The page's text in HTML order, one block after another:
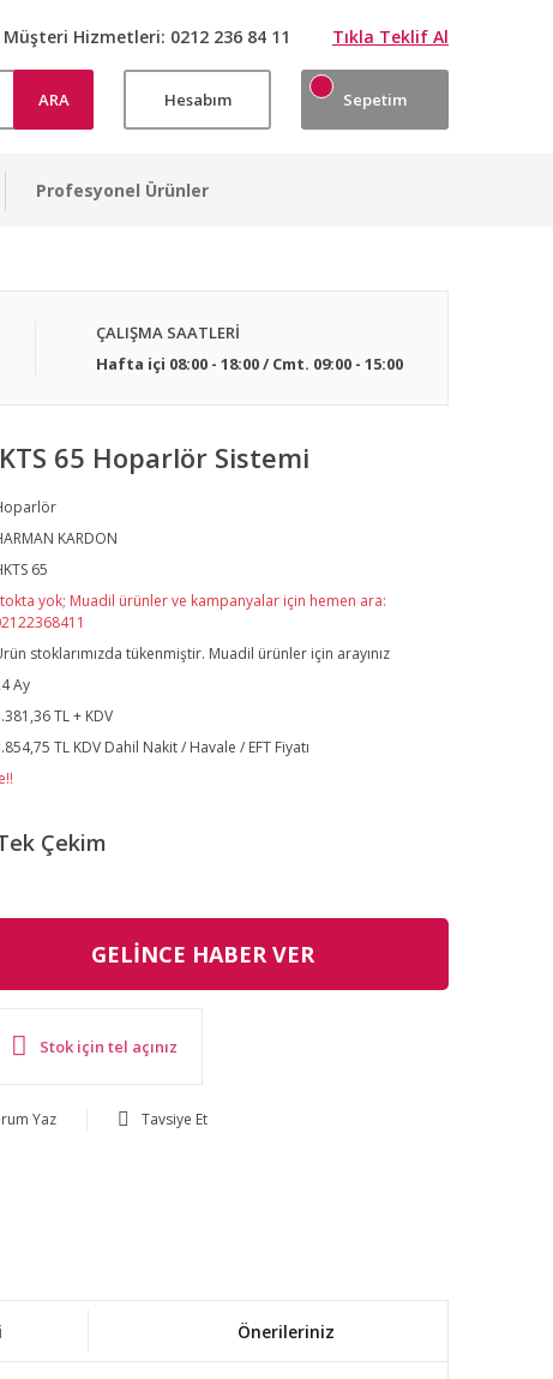
Müşteri Hizmetleri: 0212 236 84 11 Tıkla Teklif Al
ARA Hesabım Sepetim
Profesyonel Ürünler
ÇALIŞMA SAATLERİ
Hafta içi 08:00 - 18:00 / Cmt. 09:00 - 15:00
65 Hoparlör Sistemi
KARDON
65
yok; Muadil ürünler ve kampanyalar için hemen ara:
stoklarımızda tükenmiştir. Muadil ürünler için arayınız
Ay
TL + KDV
TL KDV Dahil Nakit / Havale / EFT Fiyatı
Çekim
GELİNCE HABER VER
Stok için tel açınız
Yaz Tavsiye Et
Önerileriniz